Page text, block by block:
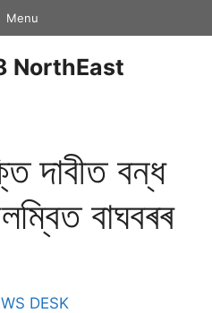
Menu
NorthEast
দাবীত বন্ধ
বাঘবৰৰ
DESK